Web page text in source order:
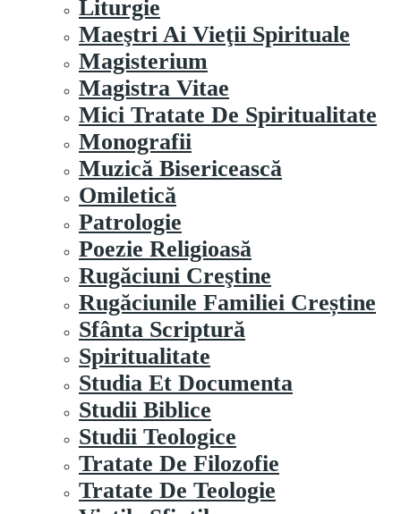
Liturgie
Maeştri Ai Vieţii Spirituale
Magisterium
Magistra Vitae
Mici Tratate De Spiritualitate
Monografii
Muzică Bisericească
Omiletică
Patrologie
Poezie Religioasă
Rugăciuni Creştine
Rugăciunile Familiei Creștine
Sfânta Scriptură
Spiritualitate
Studia Et Documenta
Studii Biblice
Studii Teologice
Tratate De Filozofie
Tratate De Teologie